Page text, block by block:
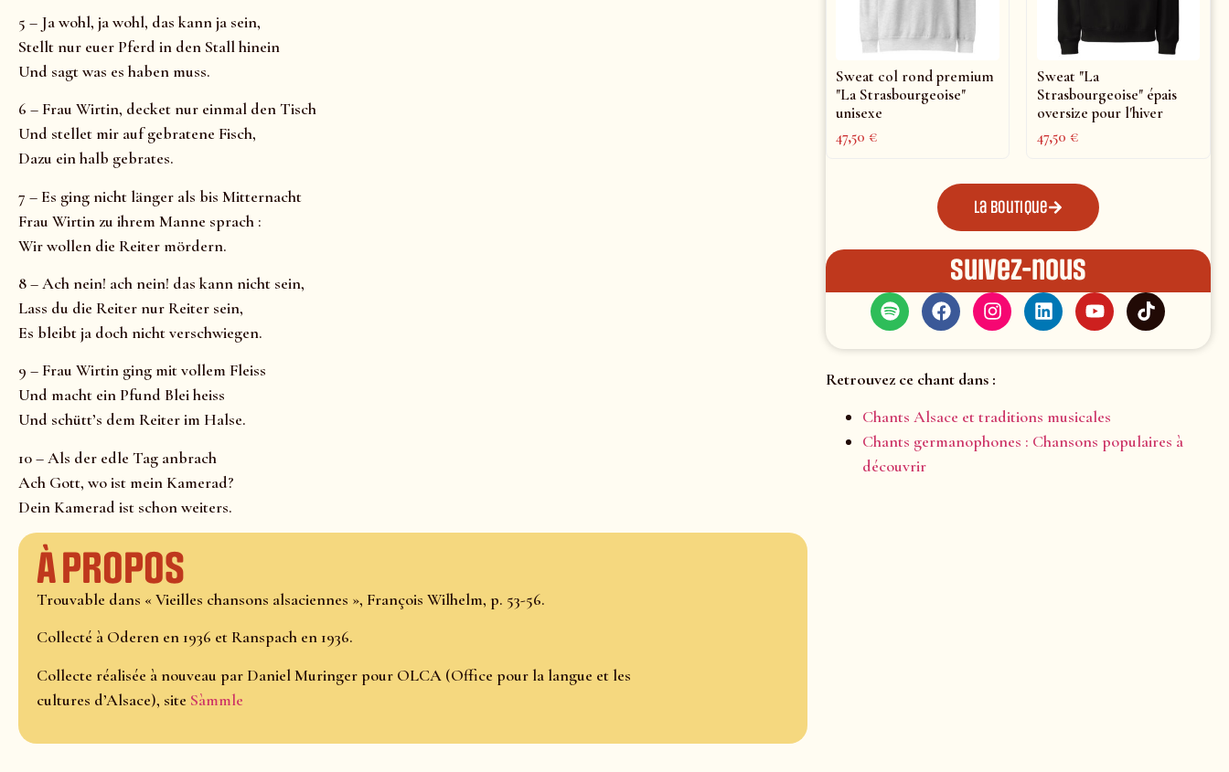
5 – Ja wohl, ja wohl, das kann ja sein,
Stellt nur euer Pferd in den Stall hinein
Und sagt was es haben muss.
6 – Frau Wirtin, decket nur einmal den Tisch
Und stellet mir auf gebratene Fisch,
Dazu ein halb gebrates.
7 – Es ging nicht länger als bis Mitternacht
Frau Wirtin zu ihrem Manne sprach :
Wir wollen die Reiter mördern.
8 – Ach nein! ach nein! das kann nicht sein,
Lass du die Reiter nur Reiter sein,
Es bleibt ja doch nicht verschwiegen.
9 – Frau Wirtin ging mit vollem Fleiss
Und macht ein Pfund Blei heiss
Und schütt’s dem Reiter im Halse.
10 – Als der edle Tag anbrach
Ach Gott, wo ist mein Kamerad?
Dein Kamerad ist schon weiters.
À propos
Trouvable dans « Vieilles chansons alsaciennes », François Wilhelm, p. 53-56.
Collecté à Oderen en 1936 et Ranspach en 1936.
Collecte réalisée à nouveau par Daniel Muringer pour OLCA (Office pour la langue et les
cultures d’Alsace), site Sàmmle
Sweat col rond premium
"La Strasbourgeoise"
unisexe
47,50€
Sweat "La
Strasbourgeoise" épais
oversize pour l'hiver
47,50€
La boutique
Suivez-nous
Retrouvez ce chant dans :
Chants Alsace et traditions musicales
Chants germanophones : Chansons populaires à
découvrir